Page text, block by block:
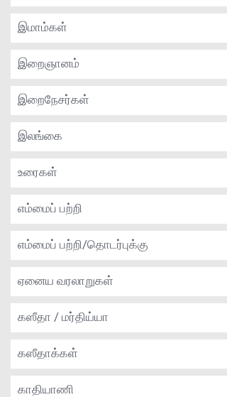
இமாம்கள்
இறைஞானம்
இறைநேசர்கள்
இலங்கை
உரைகள்
எம்மைப் பற்றி
எம்மைப் பற்றி/தொடர்புக்கு
ஏனைய வரலாறுகள்
கஸீதா / மர்திய்யா
கஸீதாக்கள்
காதியாணி